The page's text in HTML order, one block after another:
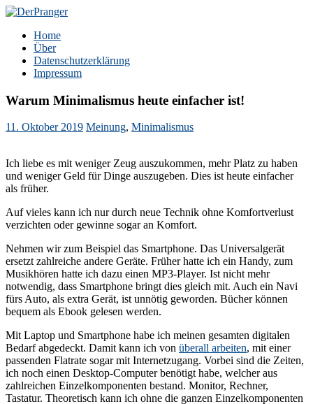
Zum
springen
DerPranger
Finanzen, Freiheit, Prangerei
Home
Über
Datenschutzerklärung
Impressum
Warum Minimalismus heute einfacher ist!
11. Oktober 2019 Meinung, Minimalismus
Ich liebe es mit weniger Zeug auszukommen, mehr Platz zu haben
und weniger Geld für Dinge auszugeben. Dies ist heute einfacher
als früher.
Auf vieles kann ich nur durch neue Technik ohne Komfortverlust
verzichten oder gewinne sogar an Komfort.
Nehmen wir zum Beispiel das Smartphone. Das Universalgerät
ersetzt zahlreiche andere Geräte. Früher hatte ich ein Handy, zum
Musikhören hatte ich dazu einen MP3-Player. Ist nicht mehr
notwendig, dass Smartphone bringt dies gleich mit. Auch ein Navi
fürs Auto, als extra Gerät, ist unnötig geworden. Bücher können
bequem als Ebook gelesen werden.
Mit Laptop und Smartphone habe ich meinen gesamten digitalen
Bedarf abgedeckt. Damit kann ich von überall arbeiten, mit einer
passenden Flatrate sogar mit Internetzugang. Vorbei sind die Zeiten,
ich noch einen Desktop-Computer benötigt habe, welcher aus
zahlreichen Einzelkomponenten bestand. Monitor, Rechner,
Tastatur. Theoretisch kann ich ohne die ganzen Einzelkomponenten